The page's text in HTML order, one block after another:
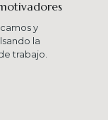
y
la
trabajo.